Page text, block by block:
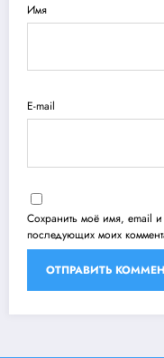
Имя
E-mail
Сохранить моё имя, email
последующих моих